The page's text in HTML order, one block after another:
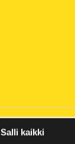
Salli kaikki